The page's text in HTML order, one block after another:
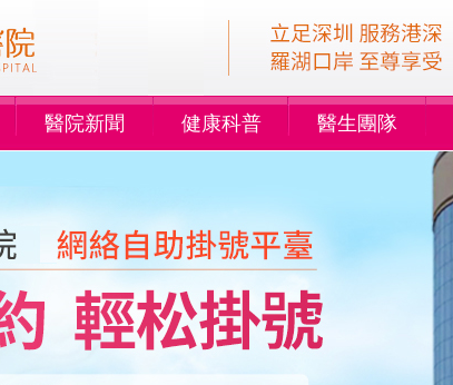
醫院新聞 健康科普 醫生團隊